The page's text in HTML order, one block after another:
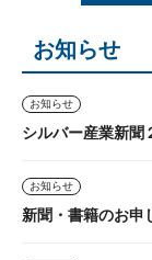
お知らせ
お知らせ
シルバー産業新聞
お知らせ
新聞・書籍のお申